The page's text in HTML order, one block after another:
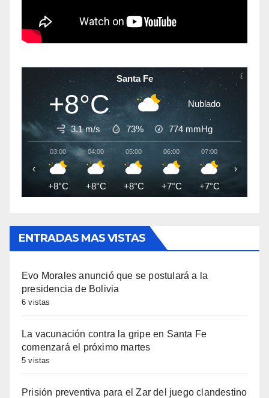
Santa Fe
+8°C Nublado
3.1 m/s 73% 774 mmHg
03:00
+8°C
04:00
+8°C
05:00
+8°C
06:00
+7°C
07:00
+7°C +7°C
‹ ›
ENTRADAS MAS VISTAS
Evo Morales anunció que se postulará a la
presidencia de Bolivia
6 vistas
La vacunación contra la gripe en Santa Fe
comenzará el próximo martes
5 vistas
Prisión preventiva para el Zar del juego clandestino